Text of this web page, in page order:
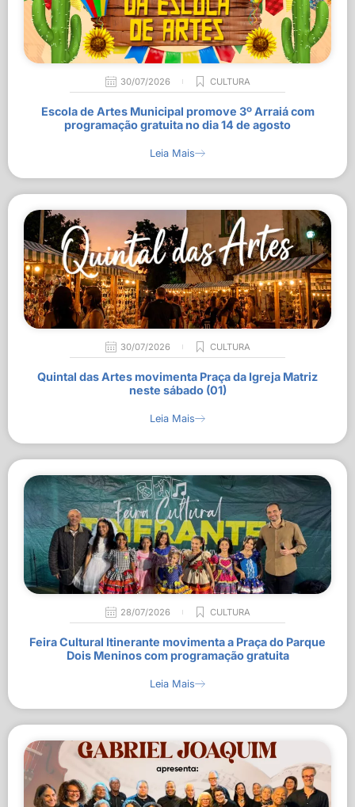
30/07/2026 CULTURA
Escola de Artes Municipal promove 3º Arraiá com
programação gratuita no dia 14 de agosto
Leia Mais
30/07/2026 CULTURA
Quintal das Artes movimenta Praça da Igreja Matriz
neste sábado (01)
Leia Mais
28/07/2026 CULTURA
Feira Cultural Itinerante movimenta a Praça do Parque
Dois Meninos com programação gratuita
Leia Mais